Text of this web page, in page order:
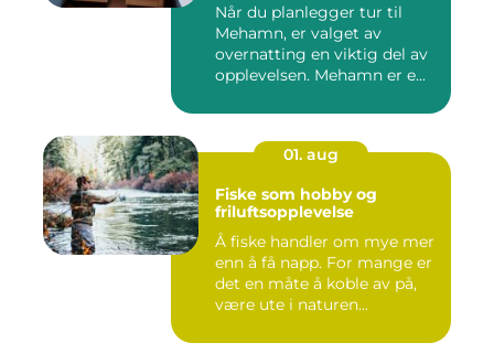
Når du planlegger tur til
Mehamn, er valget av
overnatting en viktig del av
opplevelsen. Mehamn er e...
01. aug
Fiske som hobby og
friluftsopplevelse
Å fiske handler om mye mer
enn å få napp. For mange er
det en måte å koble av på,
være ute i naturen...